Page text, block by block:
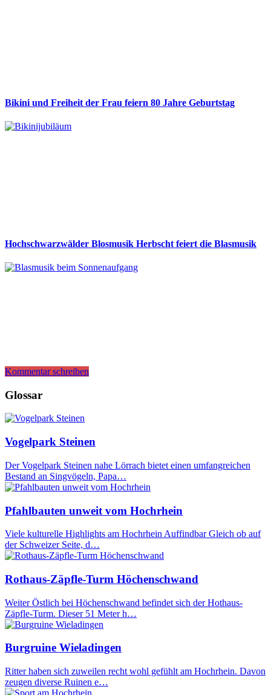
Bikini und Freiheit der Frau feiern 80 Jahre Geburtstag
Hochschwarzwälder Blosmusik Herbscht feiert die Blasmusik
Kommentar schreiben
Glossar
Vogelpark Steinen
Der Vogelpark Steinen nahe Lörrach bietet einen umfangreichen
Bestand an Singvögeln, Papa…
Pfahlbauten unweit vom Hochrhein
Viele kulturelle Highlights am Hochrhein Auffindbar Gleich ob auf
der Schweizer Seite, d…
Rothaus-Zäpfle-Turm Höchenschwand
Weiter Östlich bei Höchenschwand befindet sich der Hothaus-
Zäpfle-Turm. Dieser 51 Meter h…
Burgruine Wieladingen
Ritter haben sich zuweilen recht wohl gefühlt am Hochrhein. Davon
zeugen diverse Ruinen e…